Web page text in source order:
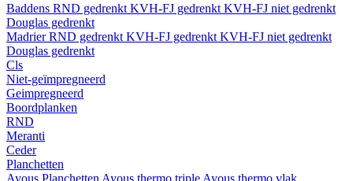
Baddens RND gedrenkt KVH-FJ gedrenkt KVH-FJ niet gedrenkt
Douglas gedrenkt
MadrierRND gedrenkt KVH-FJ gedrenkt KVH-FJ niet gedrenkt
Douglas gedrenkt
Cls
Niet-geïmpregneerd
Geimpregneerd
Boordplanken
RND
Meranti
Ceder
Planchetten
Ayous Planchetten Ayous thermo triple Ayous thermo vlak